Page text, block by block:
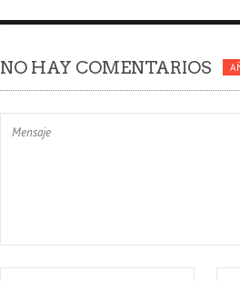
NO HAY COMENTARIOS